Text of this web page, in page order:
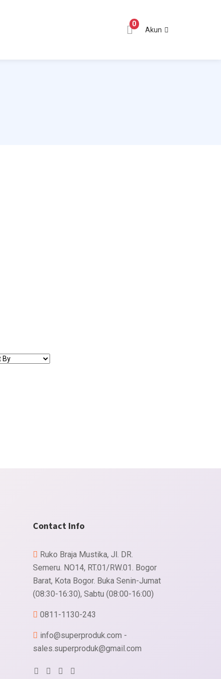
0
Akun
Contact Info
Ruko Braja Mustika, Jl. DR.
Semeru. NO14, RT.01/RW.01. Bogor
Barat, Kota Bogor. Buka Senin-Jumat
(08:30-16:30), Sabtu (08:00-16:00)
0811-1130-243
info@superproduk.com -
sales.superproduk@gmail.com